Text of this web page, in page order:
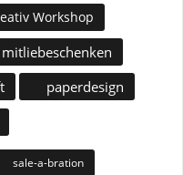
Workshop
mitliebeschenken
paperdesign
sale-a-bration